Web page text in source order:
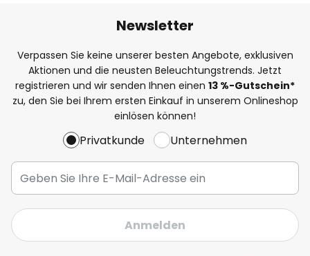
Newsletter
Verpassen Sie keine unserer besten Angebote, exklusiven
Aktionen und die neusten Beleuchtungstrends. Jetzt
registrieren und wir senden Ihnen einen 13 %-Gutschein*
zu, den Sie bei Ihrem ersten Einkauf in unserem Onlineshop
einlösen können!
Privatkunde Unternehmen
Anmelden